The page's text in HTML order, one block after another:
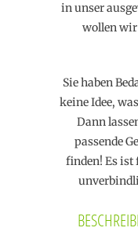
in unser
wollen
Sie haben
keine Idee,
Dann
passende
finden! Es ist